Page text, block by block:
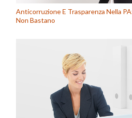
Anticorruzione E Trasparenza Nella
Non Bastano